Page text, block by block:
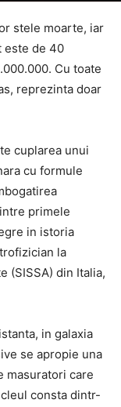
stele moarte, iar
este de 40
Cu toate
reprezinta doar
cuplarea unui
cu formule
primele
in istoria
la
(SISSA) din Italia,
in galaxia
se apropie una
masuratori care
consta dintr-